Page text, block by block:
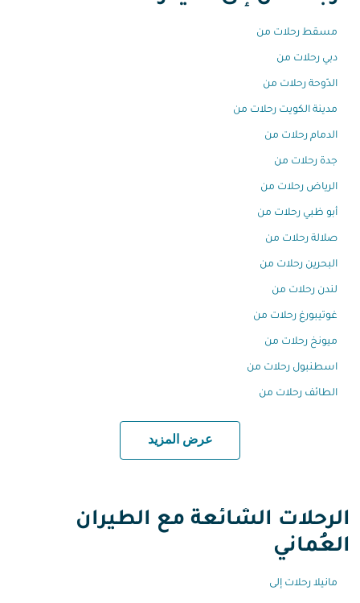
مسقط رحلات من
دبي رحلات من
الدّوحة رحلات من
مدينة الكويت رحلات من
الدمام رحلات من
جدة رحلات من
الرياض رحلات من
أبو ظبي رحلات من
صلالة رحلات من
البحرين رحلات من
لندن رحلات من
غوتيبورغ رحلات من
ميونخ رحلات من
اسطنبول رحلات من
الطائف رحلات من
عرض المزيد
الرحلات الشائعة مع الطيران
العُماني
مانيلا رحلات إلى